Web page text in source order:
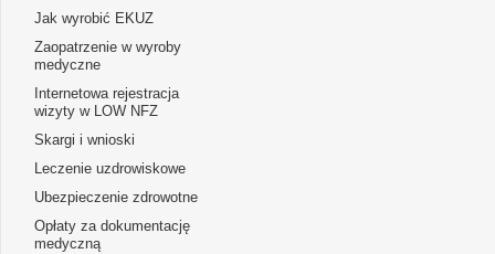
Jak wyrobić EKUZ
Zaopatrzenie w wyroby
medyczne
Internetowa rejestracja
wizyty w LOW NFZ
Skargi i wnioski
Leczenie uzdrowiskowe
Ubezpieczenie zdrowotne
Opłaty za dokumentację
medyczną